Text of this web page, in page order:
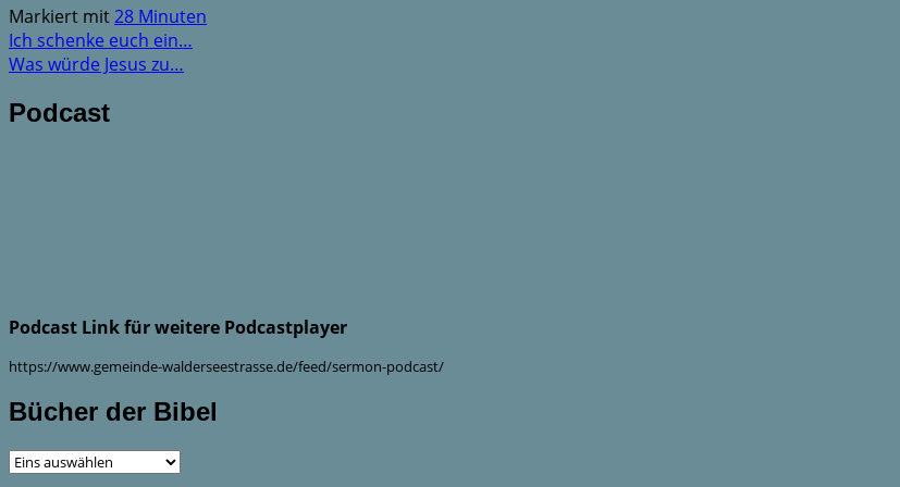
Markiert mit28 Minuten
Ich schenke euch ein…
Was würde Jesus zu…
Podcast
Podcast Link für weitere Podcastplayer
https://www.gemeinde-walderseestrasse.de/feed/sermon-podcast/
Bücher der Bibel